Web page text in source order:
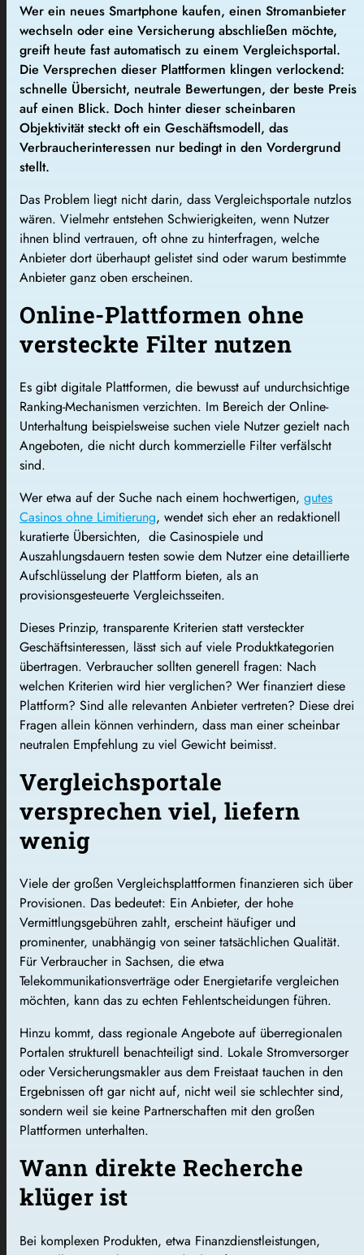
Wer ein neues Smartphone kaufen, einen Stromanbieter
wechseln oder eine Versicherung abschließen möchte,
greift heute fast automatisch zu einem Vergleichsportal.
Die Versprechen dieser Plattformen klingen verlockend:
schnelle Übersicht, neutrale Bewertungen, der beste Preis
auf einen Blick. Doch hinter dieser scheinbaren
Objektivität steckt oft ein Geschäftsmodell, das
Verbraucherinteressen nur bedingt in den Vordergrund
stellt.
Das Problem liegt nicht darin, dass Vergleichsportale nutzlos
wären. Vielmehr entstehen Schwierigkeiten, wenn Nutzer
ihnen blind vertrauen, oft ohne zu hinterfragen, welche
Anbieter dort überhaupt gelistet sind oder warum bestimmte
Anbieter ganz oben erscheinen.
Online-Plattformen ohne
versteckte Filter nutzen
Es gibt digitale Plattformen, die bewusst auf undurchsichtige
Ranking-Mechanismen verzichten. Im Bereich der Online-
Unterhaltung beispielsweise suchen viele Nutzer gezielt nach
Angeboten, die nicht durch kommerzielle Filter verfälscht
sind.
Wer etwa auf der Suche nach einem hochwertigen, gutes
Casinos ohne Limitierung, wendet sich eher an redaktionell
kuratierte Übersichten, die Casinospiele und
Auszahlungsdauern testen sowie dem Nutzer eine detaillierte
Aufschlüsselung der Plattform bieten, als an
provisionsgesteuerte Vergleichsseiten.
Dieses Prinzip, transparente Kriterien statt versteckter
Geschäftsinteressen, lässt sich auf viele Produktkategorien
übertragen. Verbraucher sollten generell fragen: Nach
welchen Kriterien wird hier verglichen? Wer finanziert diese
Plattform? Sind alle relevanten Anbieter vertreten? Diese drei
Fragen allein können verhindern, dass man einer scheinbar
neutralen Empfehlung zu viel Gewicht beimisst.
Vergleichsportale
versprechen viel, liefern
wenig
Viele der großen Vergleichsplattformen finanzieren sich über
Provisionen. Das bedeutet: Ein Anbieter, der hohe
Vermittlungsgebühren zahlt, erscheint häufiger und
prominenter, unabhängig von seiner tatsächlichen Qualität.
Für Verbraucher in Sachsen, die etwa
Telekommunikationsverträge oder Energietarife vergleichen
möchten, kann das zu echten Fehlentscheidungen führen.
Hinzu kommt, dass regionale Angebote auf überregionalen
Portalen strukturell benachteiligt sind. Lokale Stromversorger
oder Versicherungsmakler aus dem Freistaat tauchen in den
Ergebnissen oft gar nicht auf, nicht weil sie schlechter sind,
sondern weil sie keine Partnerschaften mit den großen
Plattformen unterhalten.
Wann direkte Recherche
klüger ist
Bei komplexen Produkten, etwa Finanzdienstleistungen,